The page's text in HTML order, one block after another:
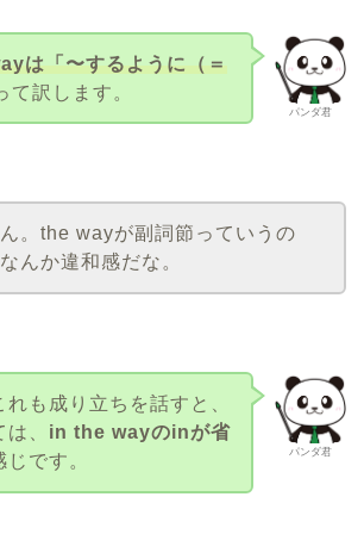
パンダ君
は「〜するように（＝
て訳します。
。the wayが副詞節っていうの
んか違和感だな。
パンダ君
も成り立ちを話すと、
、 in the wayのinが省
です。